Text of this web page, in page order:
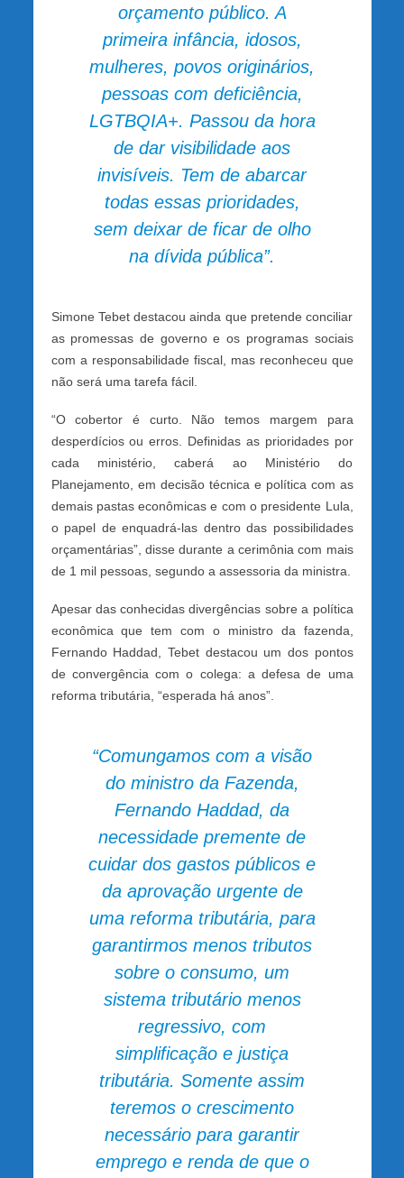
orçamento público. A
primeira infância, idosos,
mulheres, povos originários,
pessoas com deficiência,
LGTBQIA+. Passou da hora
de dar visibilidade aos
invisíveis. Tem de abarcar
todas essas prioridades,
sem deixar de ficar de olho
na dívida pública”.
Simone Tebet destacou ainda que pretende conciliar
as promessas de governo e os programas sociais
com a responsabilidade fiscal, mas reconheceu que
não será uma tarefa fácil.
“O cobertor é curto. Não temos margem para
desperdícios ou erros. Definidas as prioridades por
cada ministério, caberá ao Ministério do
Planejamento, em decisão técnica e política com as
demais pastas econômicas e com o presidente Lula,
o papel de enquadrá-las dentro das possibilidades
orçamentárias”, disse durante a cerimônia com mais
de 1 mil pessoas, segundo a assessoria da ministra.
Apesar das conhecidas divergências sobre a política
econômica que tem com o ministro da fazenda,
Fernando Haddad, Tebet destacou um dos pontos
de convergência com o colega: a defesa de uma
reforma tributária, “esperada há anos”.
“Comungamos com a visão
do ministro da Fazenda,
Fernando Haddad, da
necessidade premente de
cuidar dos gastos públicos e
da aprovação urgente de
uma reforma tributária, para
garantirmos menos tributos
sobre o consumo, um
sistema tributário menos
regressivo, com
simplificação e justiça
tributária. Somente assim
teremos o crescimento
necessário para garantir
emprego e renda de que o